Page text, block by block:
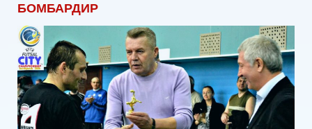
БОМБАРДИР